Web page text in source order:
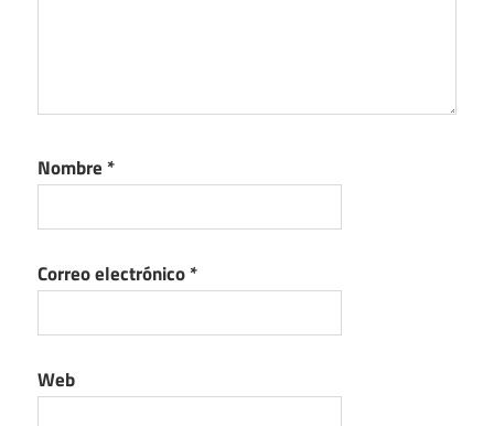
Nombre *
Correo electrónico*
Web